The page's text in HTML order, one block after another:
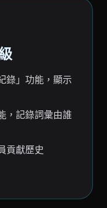
錄」功能，顯示
，記錄詞彙由誰
貢獻歷史